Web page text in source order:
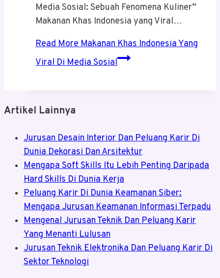
Media Sosial: Sebuah Fenomena Kuliner”
Makanan Khas Indonesia yang Viral…
Read MoreMakanan Khas Indonesia Yang
Viral Di Media Sosial
Artikel Lainnya
Jurusan Desain Interior Dan Peluang Karir Di
Dunia Dekorasi Dan Arsitektur
Mengapa Soft Skills Itu Lebih Penting Daripada
Hard Skills Di Dunia Kerja
Peluang Karir Di Dunia Keamanan Siber:
Mengapa Jurusan Keamanan Informasi Terpadu
Mengenal Jurusan Teknik Dan Peluang Karir
Yang Menanti Lulusan
Jurusan Teknik Elektronika Dan Peluang Karir Di
Sektor Teknologi